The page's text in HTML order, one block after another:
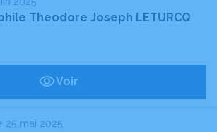
Theodore Joseph LETURCQ
Voir
25 mai 2025